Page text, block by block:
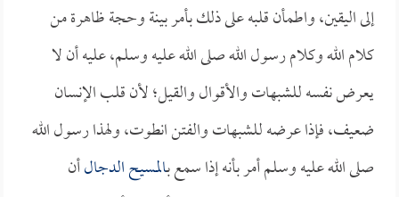
إلى اليقين، واطمأن قلبه على ذلك بأمر بينة وحجة ظاهرة من
كلام الله وكلام رسول الله صلى الله عليه وسلم، عليه أن لا
يعرض نفسه للشبهات والأقوال والقيل؛ لأن قلب الإنسان
ضعيف، فإذا عرضه للشبهات والفتن انطوت، ولهذا رسول الله
صلى الله عليه وسلم أمر بأنه إذا سمع بالمسيح الدجالأن